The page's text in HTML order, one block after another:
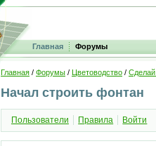
Главная Форумы
Главная / Форумы / Цветоводство /
Начал строить фонтан
Пользователи Правила Войти